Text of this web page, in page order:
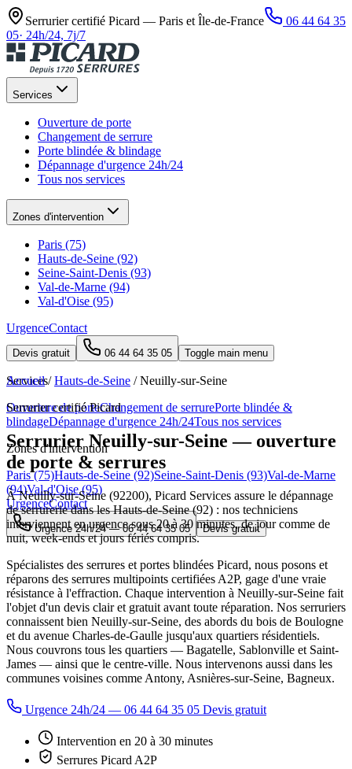
Serrurier certifié Picard — Paris et Île-de-France
06 44 64 35
05· 24h/24, 7j/7
Services
Ouverture de porte
Changement de serrure
Porte blindée & blindage
Dépannage d'urgence 24h/24
Tous nos services
Zones d'intervention
Paris (75)
Hauts-de-Seine (92)
Seine-Saint-Denis (93)
Val-de-Marne (94)
Val-d'Oise (95)
UrgenceContact
Devis gratuit 06 44 64 35 05 Toggle main menu
Services
Ouverture de porteChangement de serrurePorte blindée &
blindageDépannage d'urgence 24h/24Tous nos services
Zones d'intervention
Paris (75)Hauts-de-Seine (92)Seine-Saint-Denis (93)Val-de-Marne
(94)Val-d'Oise (95)
UrgenceContact
Urgence 24h/24 —06 44 64 35 05 Devis gratuit
Accueil / Hauts-de-Seine / Neuilly-sur-Seine
Serrurier certifié Picard
Serrurier Neuilly-sur-Seine — ouverture
de porte & serrures
À Neuilly-sur-Seine (92200), Picard Services assure le dépannage
de serrurerie dans les Hauts-de-Seine (92) : nos techniciens
interviennent en urgence sous 20 à 30 minutes, de jour comme de
nuit, week-ends et jours fériés compris.
Spécialistes des serrures et portes blindées Picard, nous posons et
réparons des serrures multipoints certifiées A2P, gage d'une vraie
résistance à l'effraction. Chaque intervention à Neuilly-sur-Seine fait
l'objet d'un devis clair et gratuit avant toute réparation. Nos serruriers
connaissent bien Neuilly-sur-Seine, des abords du bois de Boulogne
et du avenue Charles-de-Gaulle jusqu'aux quartiers résidentiels.
Nous couvrons tous les quartiers — Bagatelle, Sablonville et Saint-
James — ainsi que le centre-ville. Nous intervenons aussi dans les
communes voisines comme Antony, Asnières-sur-Seine, Bagneux.
Urgence 24h/24 — 06 44 64 35 05 Devis gratuit
Intervention en 20 à 30 minutes
Serrures Picard A2P